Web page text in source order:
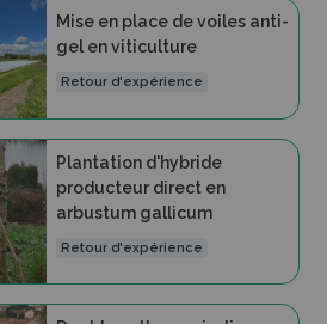
Mise en place de voiles anti-
gel en viticulture
Retour d'expérience
Plantation d'hybride
producteur direct en
arbustum gallicum
Retour d'expérience